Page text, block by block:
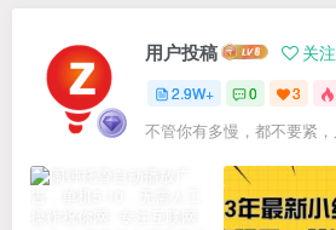
用户投稿 关注
2.9W+ 0 3